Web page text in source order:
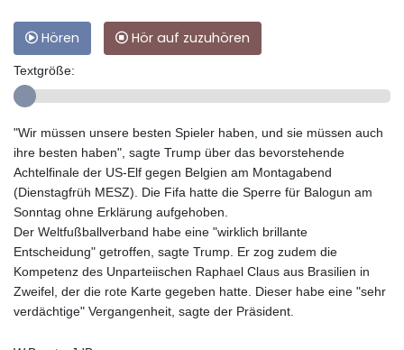
Hören Hör auf zuzuhören
Textgröße:
"Wir müssen unsere besten Spieler haben, und sie müssen auch
ihre besten haben", sagte Trump über das bevorstehende
Achtelfinale der US-Elf gegen Belgien am Montagabend
(Dienstagfrüh MESZ). Die Fifa hatte die Sperre für Balogun am
Sonntag ohne Erklärung aufgehoben.
Der Weltfußballverband habe eine "wirklich brillante
Entscheidung" getroffen, sagte Trump. Er zog zudem die
Kompetenz des Unparteiischen Raphael Claus aus Brasilien in
Zweifel, der die rote Karte gegeben hatte. Dieser habe eine "sehr
verdächtige" Vergangenheit, sagte der Präsident.